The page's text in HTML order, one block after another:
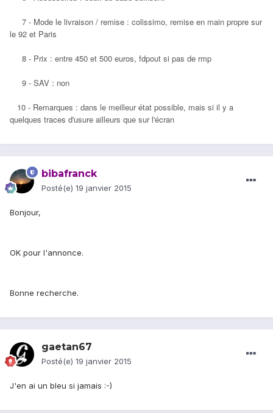
7 - Mode le livraison / remise : colissimo, remise en main propre sur
le 92 et Paris
8 - Prix : entre 450 et 500 euros, fdpout si pas de rmp
9 - SAV : non
10 - Remarques : dans le meilleur état possible, mais si il y a
quelques traces d'usure ailleurs que sur l'écran
bibafranck
Posté(e) 19 janvier 2015
Bonjour,
OK pour l'annonce.
Bonne recherche.
gaetan67
Posté(e) 19 janvier 2015
J'en ai un bleu si jamais :-)